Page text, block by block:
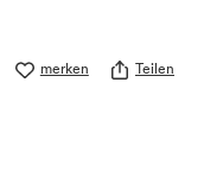
merken Teilen